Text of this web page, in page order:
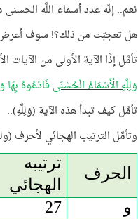
نعم.. إنّه عدد أسماء اللَّه
هل تعجبّت من ذلك؟! سوف
تأمَّل إذًا الآية الأولى من الآيات
وَلِلَّهِ الْأَسْمَاءُ الْحُسْنَى فَادْعُوهُ
تأمَّل كيف تبدأ هذه الآية (وَلِلَّهِ)..
وتأمَّل الترتيب الهجائي لأحرف
الحرف
ترتيبه
الهجائي
و
27